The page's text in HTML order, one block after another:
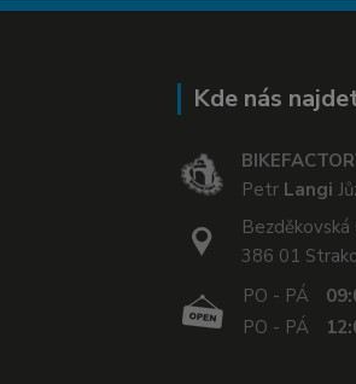
Kde nás
Petr Langi
Bezděkovská
386 01
PO - PÁ
PO - PÁ